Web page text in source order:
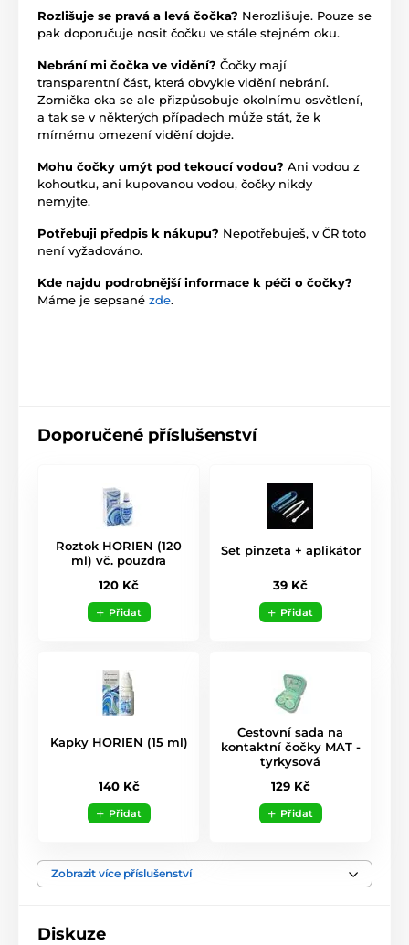
Rozlišuje se pravá a levá čočka? Nerozlišuje. Pouze se
pak doporučuje nosit čočku ve stále stejném oku.
Nebrání mi čočka ve vidění? Čočky mají
transparentní část, která obvykle vidění nebrání.
Zornička oka se ale přizpůsobuje okolnímu osvětlení,
a tak se v některých případech může stát, že k
mírnému omezení vidění dojde.
Mohu čočky umýt pod tekoucí vodou? Ani vodou z
kohoutku, ani kupovanou vodou, čočky nikdy
nemyjte.
Potřebuji předpis k nákupu? Nepotřebuješ, v ČR toto
není vyžadováno.
Kde najdu podrobnější informace k péči o čočky?
Máme je sepsané zde.
Doporučené příslušenství
Roztok HORIEN (120
ml) vč. pouzdra
120 Kč
Přidat
Set pinzeta + aplikátor
39 Kč
Přidat
Kapky HORIEN (15 ml)
140 Kč
Přidat
Cestovní sada na
kontaktní čočky MAT -
tyrkysová
129 Kč
Přidat
Zobrazit více příslušenství
Diskuze